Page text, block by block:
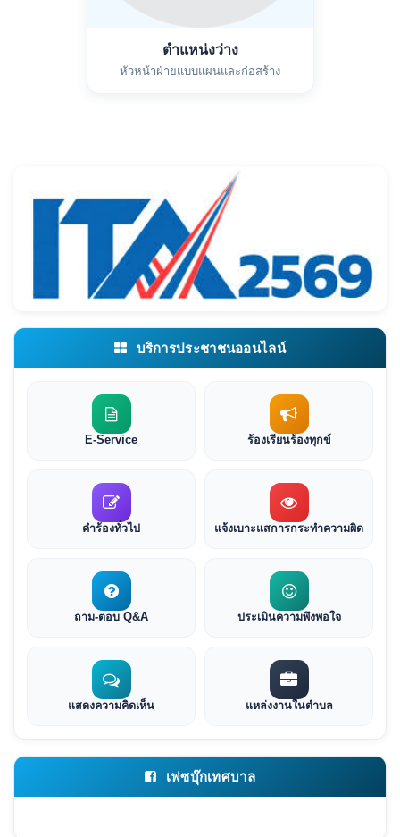
ตำแหน่งว่าง
หัวหน้าฝ่ายแบบแผนและก่อสร้าง
บริการประชาชนออนไลน์
E-Service ร้องเรียนร้องทุกข์
คำร้องทั่วไป แจ้งเบาะแสการกระทำความผิด
ถาม-ตอบ Q&A ประเมินความพึงพอใจ
แสดงความคิดเห็น แหล่งงานในตำบล
เฟซบุ๊กเทศบาล